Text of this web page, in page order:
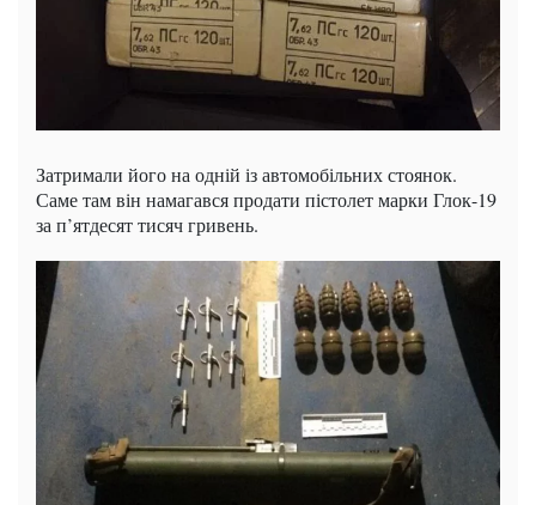
Затримали його на одній із автомобільних стоянок.
Саме там він намагався продати пістолет марки Глок-19
за п’ятдесят тисяч гривень.